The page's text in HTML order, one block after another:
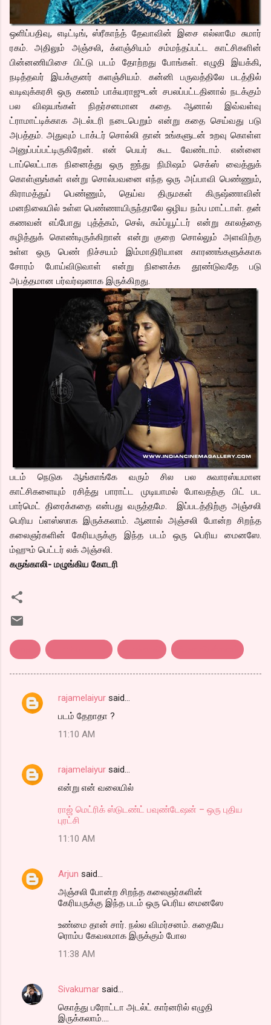
ஒளிப்பதிவு, எடிட்டிங், ஸ்ரீகாந்த் தேவாவின் இசை எல்லாமே சுமார்
ரகம். அதிலும் அஞ்சலி, க்ளஞ்சியம் சம்மந்தப்பட்ட காட்சிகளின்
பின்னணியிசை பிட்டு படம் தோற்றது போங்கள். எழுதி இயக்கி,
நடித்தவர் இயக்குனர் களஞ்சியம். கன்னி பருவத்திலே படத்தில்
வடிவுக்கரசி ஒரு கணம் பாக்யராஜுடன் சபலப்பட்டதினால் நடக்கும்
பல விஷயங்கள் நிதர்சனமான கதை. ஆனால் இவ்வள்வு
ட்ராமாட்டிக்காக அடல்டரி நடைபெறும் என்று கதை செய்வது படு
அபத்தம். அதுவும் டாக்டர் சொல்லி தான் உங்களுடன் உறவு கொள்ள
அனுப்பப்பட்டிருகிறேன். என் பெயர் கூட வேண்டாம். என்னை
டாப்லெட்டாக நினைத்து ஒரு ஐந்து நிமிஷம் செக்ஸ் வைத்துக்
கொள்ளுங்கள் என்று சொல்பவனை எந்த ஒரு அப்பாவி பெண்ணும்,
கிராமத்துப் பெண்ணும், தெய்வ திருமகள் கிருஷ்ணாவின்
மனநிலையில் உள்ள பெண்ணாயிருந்தாலே ஒழிய நம்ப மாட்டாள். தன்
கணவன் எப்போது புத்த்கம், செல், கம்ப்யூட்டர் என்று காலத்தை
கழித்துக் கொண்டிருக்கிறான் என்று குறை சொல்லும் அளவிற்கு
உள்ள ஒரு பெண் நிச்சயம் இம்மாதிரியான காரணங்களுக்காக
சோரம் போய்விடுவாள் என்று நினைக்க தூண்டுவதே படு
அபத்தமான பர்வர்ஷனாக இருக்கிறது.
படம் நெடுக ஆங்காங்கே வரும் சில பல சுவாரஸ்யமான
காட்சிகளையும் ரசித்து பாராட்ட முடியாமல் போவதற்கு பிட் பட
பார்மெட் திரைக்கதை என்பது வருத்தமே. இப்படத்திற்கு அஞ்சலி
பெரிய ப்ளஸ்ஸாக இருக்கலாம். ஆனால் அஞ்சலி போன்ற சிறந்த
கலைஞர்களின் கேரியருக்கு இந்த படம் ஒரு பெரிய மைனஸே.
ம்ஹும் பெட்டர் லக் அஞ்சலி.
கருங்காலி- மழுங்கிய கோடரி
C
e
rajamelaiyur said…
படம் தேறாதா ?
11:10 AM
rajamelaiyur said…
என்று என் வலையில்
ராஜ் மெட்ரிக் ஸ்டுடண்ட் பவுண்டேஷன் – ஒரு புதிய
புரட்சி
11:10 AM
Arjun said…
அஞ்சலி போன்ற சிறந்த கலைஞர்களின்
கேரியருக்கு இந்த படம் ஒரு பெரிய மைனஸே
உண்மை தான் சார். நல்ல விமர்சனம். கதையே
ரொம்ப கேவலமாக இருக்கும் போல
11:38 AM
Sivakumar said…
கொத்து பரோட்டா அடல்ட் கார்னரில் எழுதி
இருக்கலாம்....